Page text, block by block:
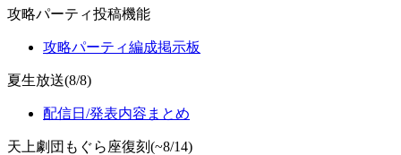
攻略パーティ投稿機能
攻略パーティ編成掲示板
夏生放送(8/8)
配信日/発表内容まとめ
天上劇団もぐら座復刻(~8/14)